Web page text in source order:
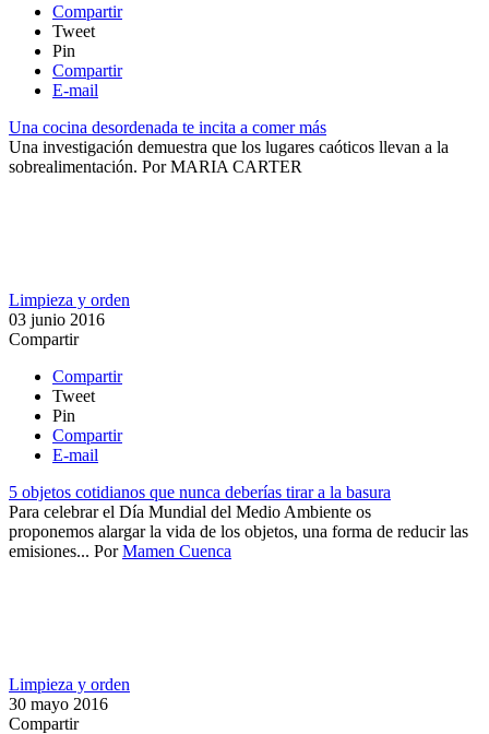
Compartir
Tweet
Pin
Compartir
E-mail
Una cocina desordenada te incita a comer más
Una investigación demuestra que los lugares caóticos llevan a la
sobrealimentación​. PorMARIA CARTER
Limpieza y orden
03 junio 2016
Compartir
Compartir
Tweet
Pin
Compartir
E-mail
5 objetos cotidianos que nunca deberías tirar a la basura
​Para celebrar el Día Mundial del Medio Ambiente os
proponemos alargar la vida de los objetos, una forma de reducir las
emisiones... PorMamen Cuenca
Limpieza y orden
30 mayo 2016
Compartir